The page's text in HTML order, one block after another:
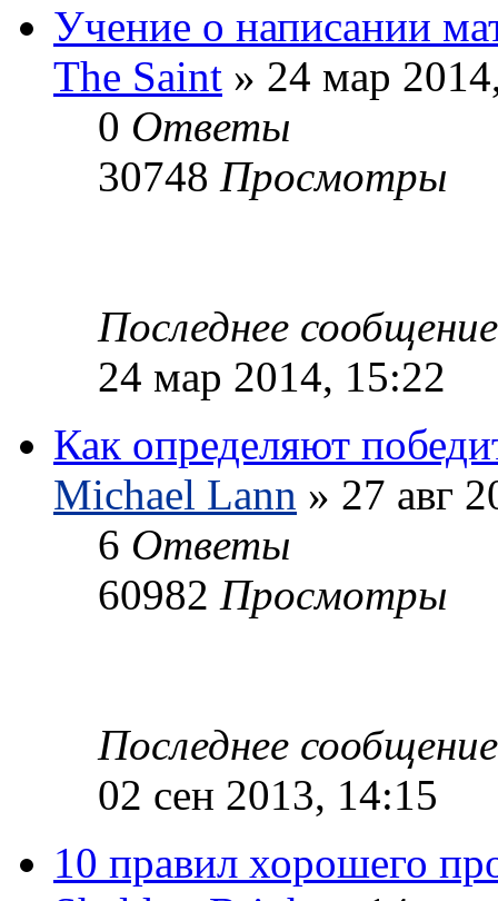
Учение о написании
The Saint » 24 мар
0 Ответы
30748 Просмотры
Последнее
24 мар 2014, 15:22
Как определяют
Michael Lann » 27 авг
6 Ответы
60982 Просмотры
Последнее
02 сен 2013, 14:15
10 правил хорошего